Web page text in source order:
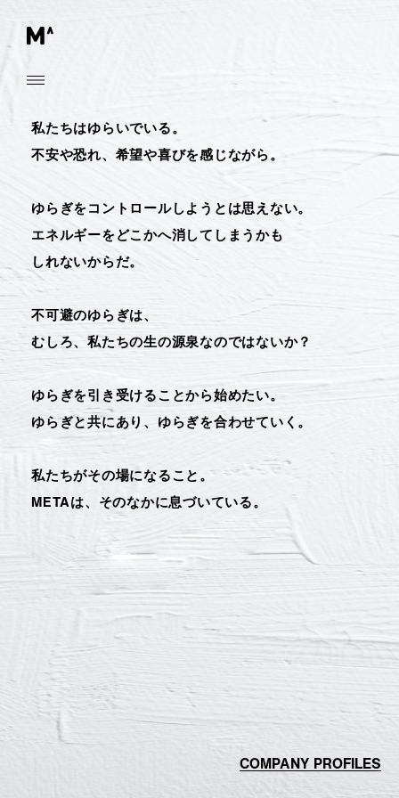
私たちはゆらいでいる。
不安や恐れ、 希望や喜びを感じながら。
ゆらぎをコントロールしようとは思えない。
エネルギーをどこかへ消してしまうかも
しれないからだ。
不可避のゆらぎは、
むしろ、私たちの生の源泉なのではないか？
ゆらぎを引き受けることから始めたい。
ゆらぎと共にあり、 ゆらぎを合わせていく。
私たちがその場になること。
METAは、 そのなかに息づいている。
COMPANY PROFILES